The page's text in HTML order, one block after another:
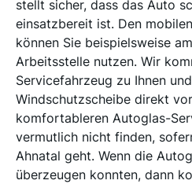
stellt sicher, dass das Auto
einsatzbereit ist. Den
können Sie beispielsweise
Arbeitsstelle nutzen. Wir
Servicefahrzeug zu Ihnen
Windschutzscheibe direkt
komfortableren Autoglas-
vermutlich nicht finden,
Ahnatal geht. Wenn die
überzeugen konnten, dann